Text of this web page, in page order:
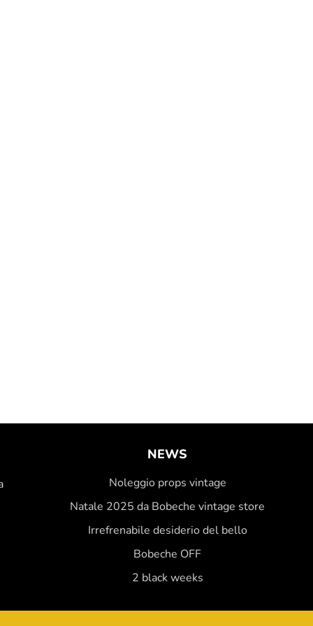
NEWS
Noleggio props vintage
Natale 2025 da Bobeche vintage store
Irrefrenabile desiderio del bello
Bobeche OFF
2 black weeks